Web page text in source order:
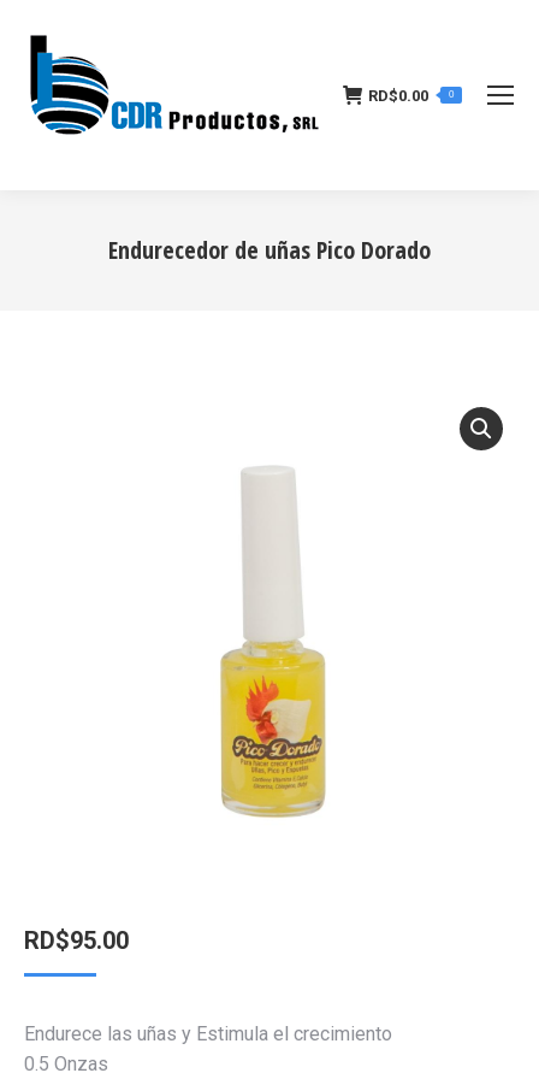
RD$0.00 0
Endurecedor de uñas Pico Dorado
RD$95.00
Endurece las uñas y Estimula el crecimiento
0.5 Onzas